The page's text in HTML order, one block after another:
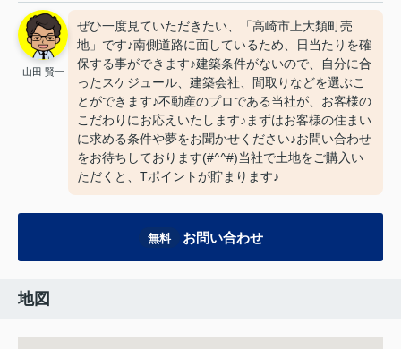
山田 賢一
ぜひ一度見ていただきたい、「高崎市上大類町売
地」です♪南側道路に面しているため、日当たりを確
保する事ができます♪建築条件がないので、自分に合
ったスケジュール、建築会社、間取りなどを選ぶこ
とができます♪不動産のプロである当社が、お客様の
こだわりにお応えいたします♪まずはお客様の住まい
に求める条件や夢をお聞かせください♪お問い合わせ
をお待ちしております(#^^#)当社で土地をご購入い
ただくと、Tポイントが貯まります♪
無料 お問い合わせ
地図